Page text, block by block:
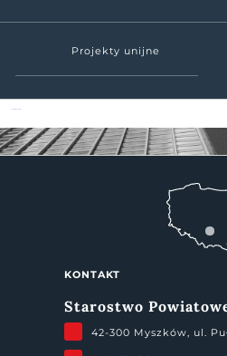
Projekty unijne
KONTAKT
Starostwo
42-300 Myszków, ul.